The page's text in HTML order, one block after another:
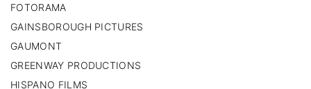
FOTORAMA
GAINSBOROUGH PICTURES
GAUMONT
GREENWAY PRODUCTIONS
HISPANO FILMS